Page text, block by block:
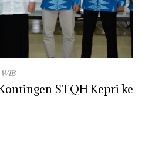
WIB
STQH Kepri ke